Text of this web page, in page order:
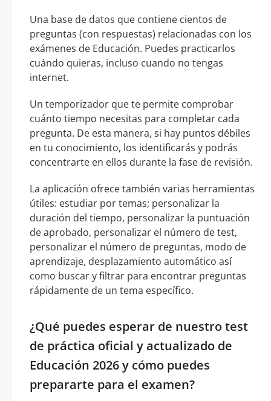
Una base de datos que contiene cientos de
preguntas (con respuestas) relacionadas con los
exámenes de Educación. Puedes practicarlos
cuándo quieras, incluso cuando no tengas
internet.
Un temporizador que te permite comprobar
cuánto tiempo necesitas para completar cada
pregunta. De esta manera, si hay puntos débiles
en tu conocimiento, los identificarás y podrás
concentrarte en ellos durante la fase de revisión.
La aplicación ofrece también varias herramientas
útiles: estudiar por temas; personalizar la
duración del tiempo, personalizar la puntuación
de aprobado, personalizar el número de test,
personalizar el número de preguntas, modo de
aprendizaje, desplazamiento automático así
como buscar y filtrar para encontrar preguntas
rápidamente de un tema específico.
¿Qué puedes esperar de nuestro test
de práctica oficial y actualizado de
Educación 2026 y cómo puedes
prepararte para el examen?